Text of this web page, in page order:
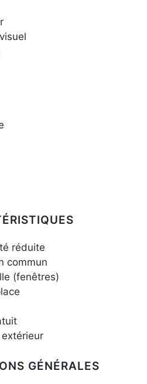
réduite
commun
(fenêtres)
GÉNÉRALES